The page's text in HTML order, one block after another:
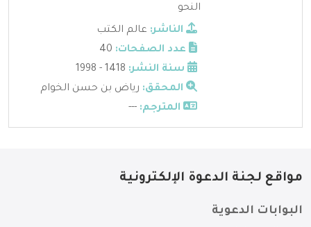
النحو
الناشر: عالم الكتب
عدد الصفحات:
سنة النشر:
المحقق: رياض بن حسن الخوام
المترجم: ---
مواقع لجنة الدعوة الإلكترونية
البوابات الدعوية